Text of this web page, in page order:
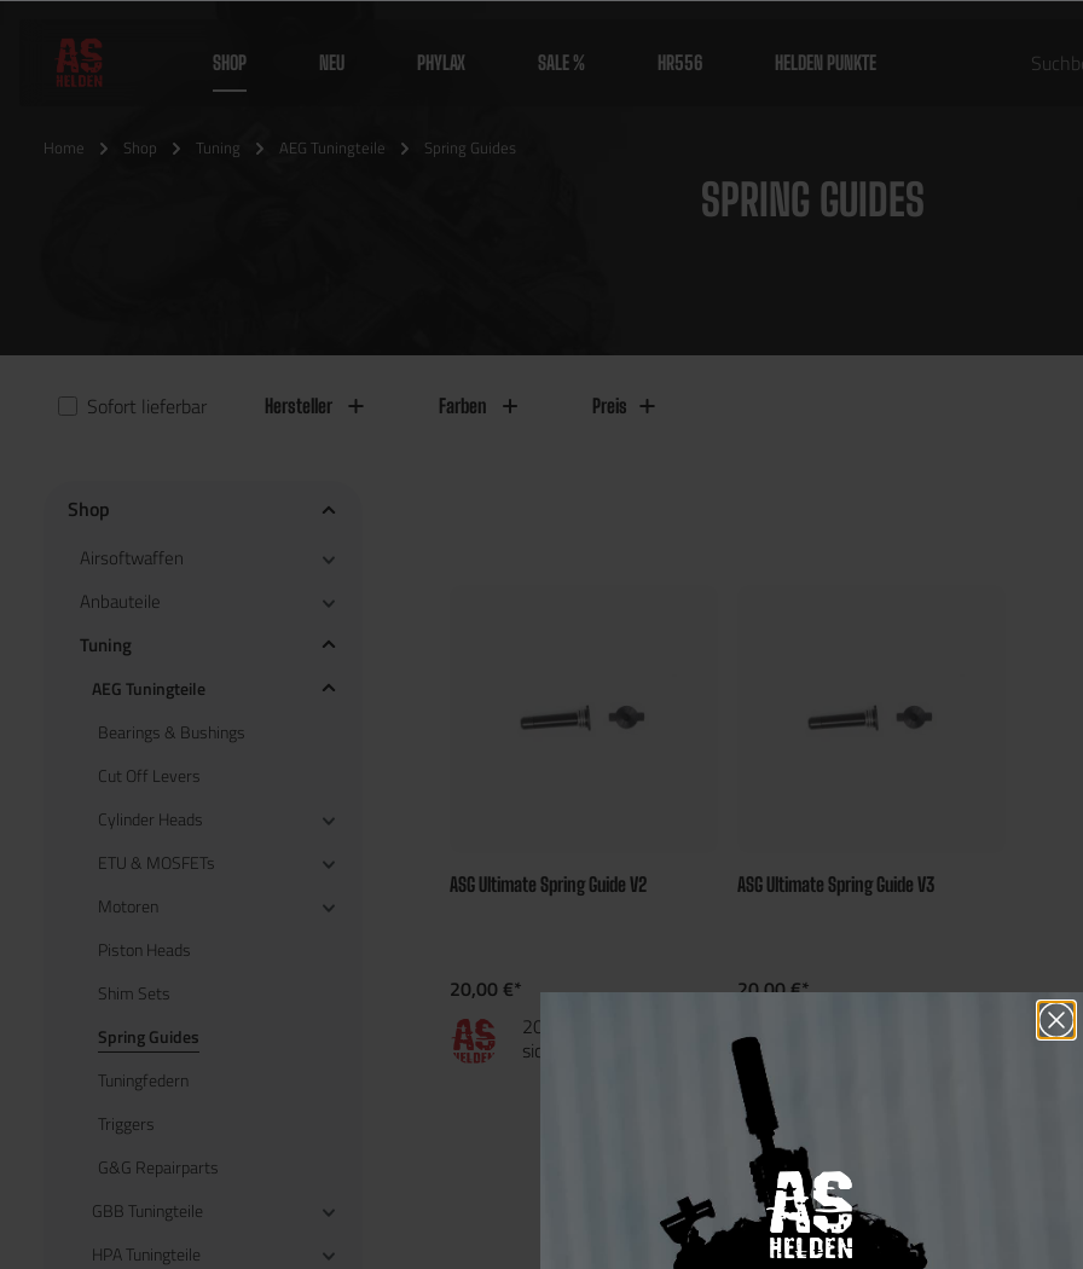
SHOP NEU PHYLAX SALE % HR556 HELDEN PUNKTE
Home Shop Tuning AEG Tuningteile Spring Guides
SPRING GUIDES
Sofort lieferbar Hersteller Farben Preis
Shop
Airsoftwaffen
Anbauteile
Tuning
AEG Tuningteile
Bearings & Bushings
Cut Off Levers
Cylinder Heads
ETU & MOSFETs
Motoren
Piston Heads
Shim Sets
Spring Guides
Tuningfedern
Triggers
G&G Repairparts
GBB Tuningteile
HPA Tuningteile
ASG Ultimate Spring Guide V2
20,00 €*
20 Bonus Punkte
sichern
ASG Ultimate Spring Guide V3
20,00 €*